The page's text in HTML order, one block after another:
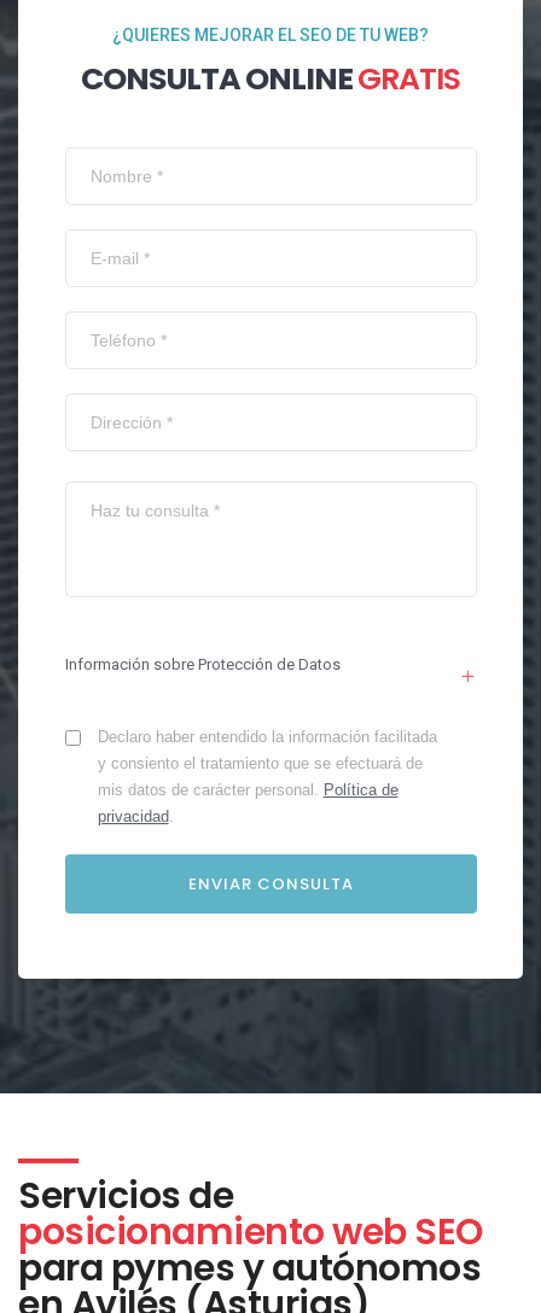
¿QUIERES MEJORAR EL SEO DE TU WEB?
CONSULTA ONLINEGRATIS
Información sobre Protección de Datos
Declaro haber entendido la información facilitada
y consiento el tratamiento que se efectuará de
mis datos de carácter personal. Política de
privacidad.
Servicios de
posicionamiento web SEO
para pymes y autónomos